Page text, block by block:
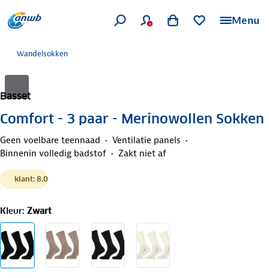
Menu
Wandelsokken
Basset
Comfort - 3 paar - Merinowollen Sokken
Geen voelbare teennaad
Ventilatie panels
Binnenin volledig badstof
Zakt niet af
klant: 8.0
Kleur: Zwart